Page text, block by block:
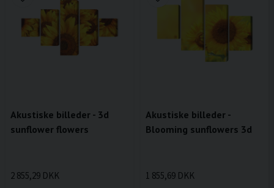
Akustiske billeder - 3d
sunflower flowers
2 855,29 DKK
Akustiske billeder -
Blooming sunflowers 3d
1 855,69 DKK